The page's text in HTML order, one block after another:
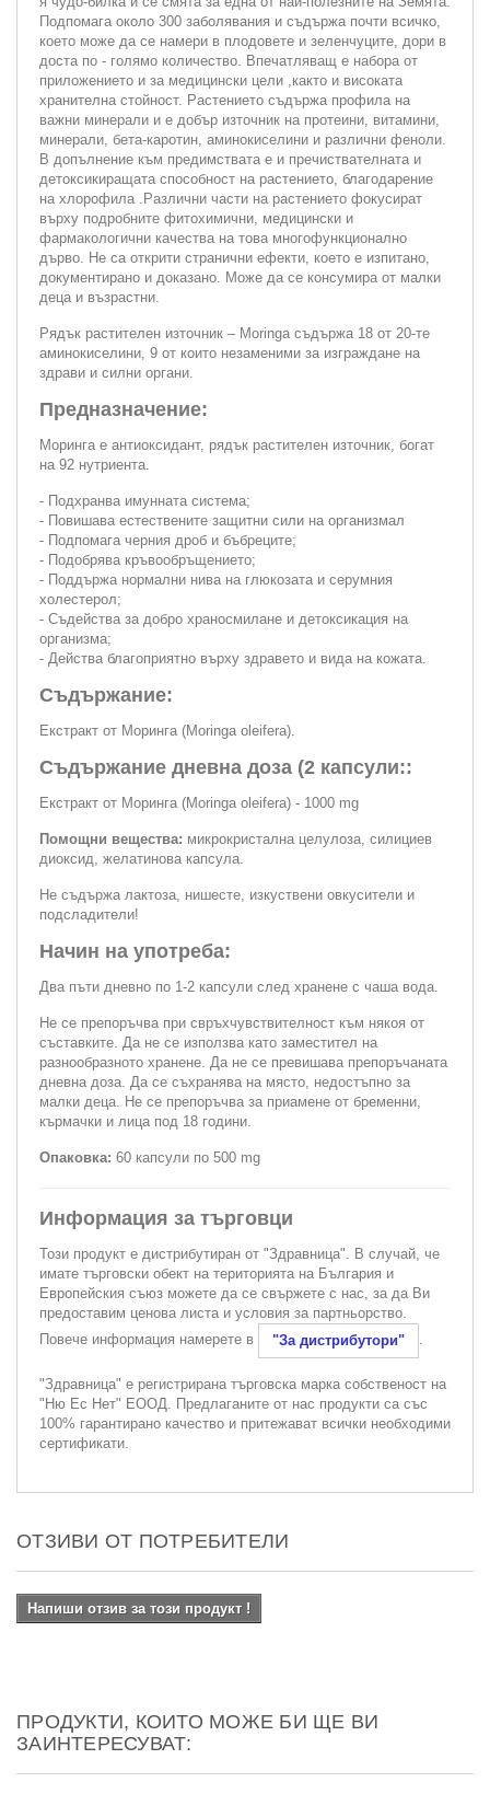
Подпомага около 300 заболявания и съдържа почти всичко,
което може да се намери в плодовете и зеленчуците, дори в
доста по - голямо количество. Впечатляващ е набора от
приложението и за медицински цели ,както и високата
хранителна стойност. Растението съдържа профила на
важни минерали и е добър източник на протеини, витамини,
минерали, бета-каротин, аминокиселини и различни феноли.
В допълнение към предимствата е и пречиствателната и
детоксикиращата способност на растението, благодарение
на хлорофила .Различни части на растението фокусират
върху подробните фитохимични, медицински и
фармакологични качества на това многофункционално
дърво. Не са открити странични ефекти, което е изпитано,
документирано и доказано. Може да се консумира от малки
деца и възрастни.
Рядък растителен източник – Moringa съдържа 18 от 20-те
аминокиселини, 9 от които незаменими за изграждане на
здрави и силни органи.
Предназначение:
Моринга е антиоксидант, рядък растителен източник, богат
на 92 нутриента.
- Подхранва имунната система;
- Повишава естествените защитни сили на организмал
- Подпомага черния дроб и бъбреците;
- Подобрява кръвообръщението;
- Поддържа нормални нива на глюкозата и серумния
холестерол;
- Съдейства за добро храносмилане и детоксикация на
организма;
- Действа благоприятно върху здравето и вида на кожата.
Съдържание:
Екстракт от Моринга (Moringa oleifera).
Съдържание дневна доза (2 капсули::
Екстракт от Моринга (Moringa oleifera) - 1000 mg
Помощни вещества: микрокристална целулоза, силициев
диоксид, желатинова капсула.
Не съдържа лактоза, нишесте, изкуствени овкусители и
подсладители!
Начин на употреба:
Два пъти дневно по 1-2 капсули след хранене с чаша вода.
Не се препоръчва при свръхчувствителност към някоя от
съставките. Да не се използва като заместител на
разнообразното хранене. Да не се превишава препоръчаната
дневна доза. Да се съхранява на място, недостъпно за
малки деца. Не се препоръчва за приамене от бременни,
кърмачки и лица под 18 години.
Опаковка: 60 капсули по 500 mg
Информация за търговци
Този продукт е дистрибутиран от "Здравница". В случай, че
имате търговски обект на територията на България и
Европейския съюз можете да се свържете с нас, за да Ви
предоставим ценова листа и условия за партньорство.
Повече информация намерете в
"За дистрибутори" .
"Здравница" е регистрирана търговска марка собственост на
"Ню Ес Нет" ЕООД. Предлаганите от нас продукти са със
100% гарантирано качество и притежават всички необходими
сертификати.
ОТЗИВИ ОТ ПОТРЕБИТЕЛИ
Напиши отзив за този продукт !
ПРОДУКТИ, КОИТО МОЖЕ БИ ЩЕ ВИ
ЗАИНТЕРЕСУВАТ: